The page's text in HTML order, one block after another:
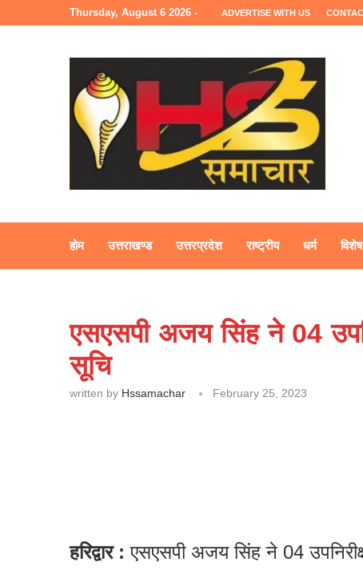
Thursday, August 6 2026 - ADVERTISE WITH US
होम उत्तराखण्ड उत्तरप्रदेश राष्ट्रीय धर्म विशेष
एसएसपी अजय सिंह ने 04
सूचि
written by Hssamachar February 25, 2023
हरिद्वार : एसएसपी अजय सिंह ने 04